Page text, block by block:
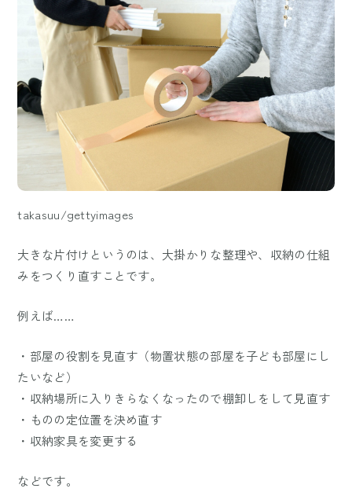
takasuu/gettyimages
大きな片付けというのは、大掛かりな整理や、収納の仕組
みをつくり直すことです。
例えば……
・部屋の役割を見直す（物置状態の部屋を子ども部屋にし
たいなど）
・収納場所に入りきらなくなったので棚卸しをして見直す
・ものの定位置を決め直す
・収納家具を変更する
などです。